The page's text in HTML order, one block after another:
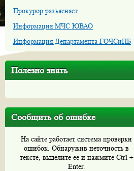
Прокурор разъясняет
Информация МЧС ЮВАО
Информация Департамента ГОЧСиПБ
Полезно знать
Сообщить об ошибке
На сайте работает система проверки
ошибок. Обнаружив неточность в
тексте, выделите ее и нажмите Ctrl +
Enter.